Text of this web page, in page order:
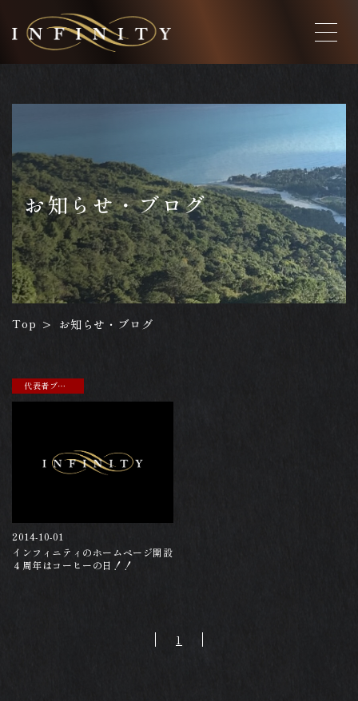
お知らせ・ブログ
Top > お知らせ・ブログ
代表者ブログ
2014-10-01
インフィニティのホームページ開設
４周年はコーヒーの日！！
1